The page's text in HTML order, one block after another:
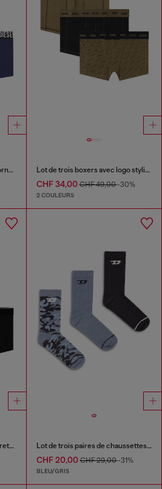
Lot de trois boxers avec taille ornée du logo sur toute la surface Lot de trois boxers avec logo stylisé
CHF 34,00CHF 49,00-30%
2 COULEURS
Lot de trois boxers en coton stretch jacquard Lot de trois paires de chaussettes en coton avec jacquard D
CHF 20,00CHF 29,00-31%
BLEU/GRIS